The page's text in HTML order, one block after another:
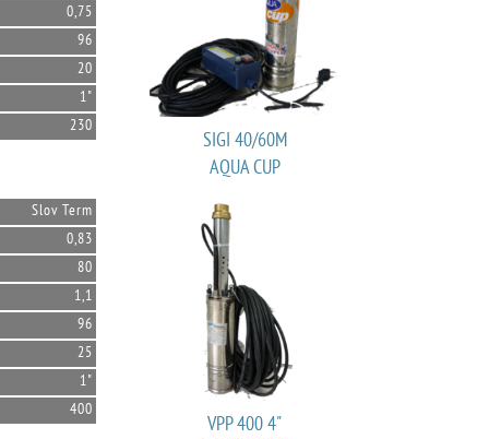
0,75
96
20
1"
230
SIGI 40/60M
AQUA CUP
Slov Term
0,83
80
1,1
96
25
1"
400
VPP 400 4"